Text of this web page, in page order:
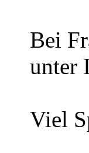
Bei
unter
Viel